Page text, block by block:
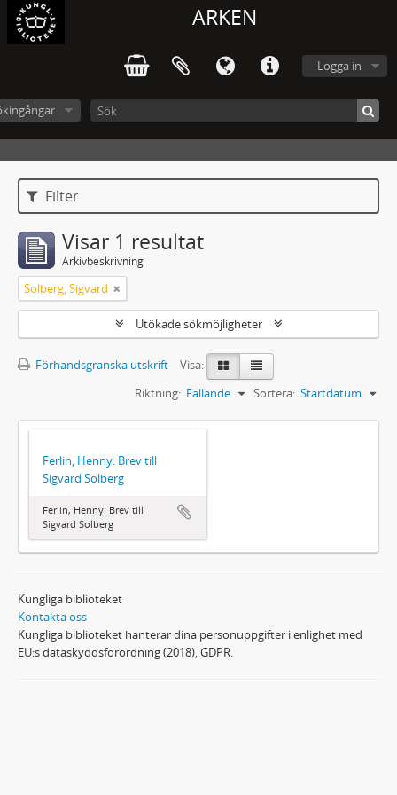
ARKEN
Logga in
Filter
Visar 1 resultat
Arkivbeskrivning
Solberg, Sigvard
Utökade sökmöjligheter
Förhandsgranska utskrift
Visa:
Sortera: Startdatum
Riktning: Fallande
Ferlin, Henny: Brev till
Sigvard Solberg
Ferlin, Henny: Brev till
Sigvard Solberg
Kungliga biblioteket
Kontakta oss
Kungliga biblioteket hanterar dina personuppgifter i enlighet med
EU:s dataskyddsförordning (2018), GDPR.